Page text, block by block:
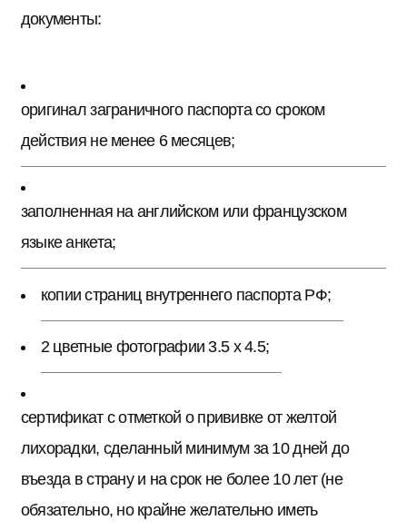
документы:
оригинал заграничного паспорта со сроком
действия не менее 6 месяцев;
заполненная на английском или французском
языке анкета;
копии страниц внутреннего паспорта РФ;
2 цветные фотографии 3.5 х 4.5;
сертификат с отметкой о прививке от желтой
лихорадки, сделанный минимум за 10 дней до
въезда в страну и на срок не более 10 лет (не
обязательно, но крайне желательно иметь